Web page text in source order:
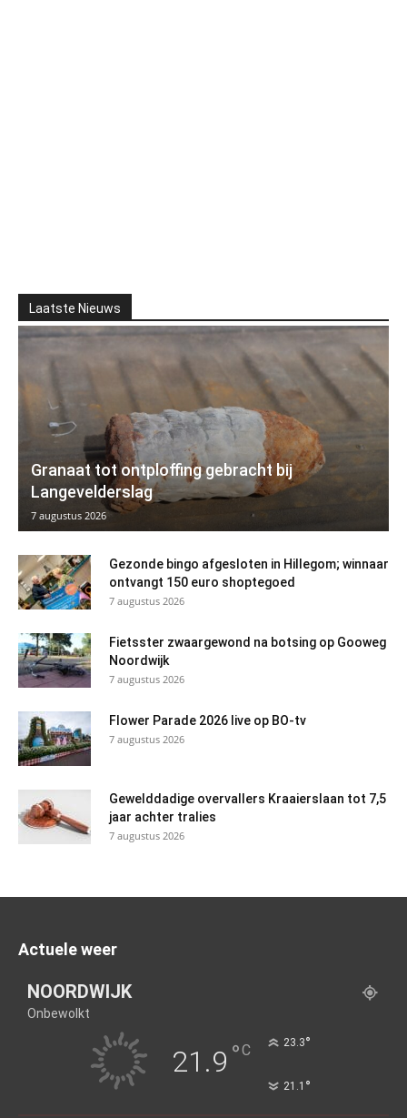
Laatste Nieuws
Granaat tot ontploffing gebracht bij
Langevelderslag
7 augustus 2026
Gezonde bingo afgesloten in Hillegom; winnaar
ontvangt 150 euro shoptegoed
7 augustus 2026
Fietsster zwaargewond na botsing op Gooweg
Noordwijk
7 augustus 2026
Flower Parade 2026 live op BO-tv
7 augustus 2026
Gewelddadige overvallers Kraaierslaan tot 7,5
jaar achter tralies
7 augustus 2026
Actuele weer
NOORDWIJK
Onbewolkt
21.9 °C 23.3°
21.1 °